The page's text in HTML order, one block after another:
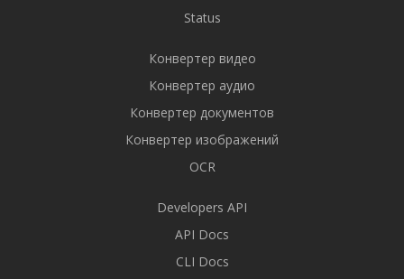
Status
Конвертер видео
Конвертер аудио
Конвертер документов
Конвертер изображений
OCR
Developers API
API Docs
CLI Docs